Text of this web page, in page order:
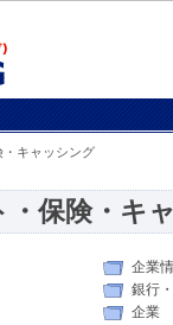
キャッシング
保険・キ
企業
銀行
企業